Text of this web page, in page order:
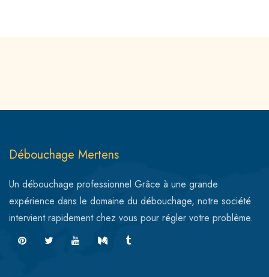
Débouchage Mertens
Un débouchage professionnel Grâce à une grande
expérience dans le domaine du débouchage, notre société
intervient rapidement chez vous pour régler votre problème.